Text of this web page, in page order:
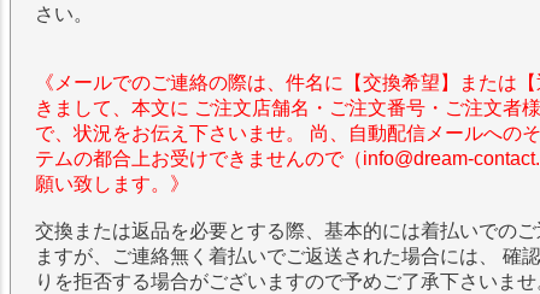
さい。
《メールでのご連絡の際は、件名に【交換希望】または
きまして、本文に ご注文店舗名・ご注文番号・ご注文者
で、状況をお伝え下さいませ。 尚、自動配信メールへの
テムの都合上お受けできませんので（info@dream-
願い致します。》
交換または返品を必要とする際、基本的には着払いでの
ますが、ご連絡無く着払いでご返送された場合には、 確
りを拒否する場合がございますので予めご了承下さいま